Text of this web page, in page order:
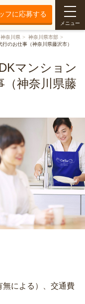
フに応募する
メニュー
神奈川県
神奈川県市部
のお仕事（神奈川県藤沢市）
マンション
神奈川県藤
無による）、交通費